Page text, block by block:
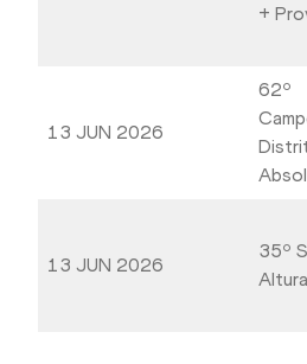
+
13 JUN 2026
62º
13 JUN 2026
35º
Altura